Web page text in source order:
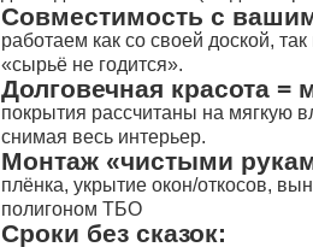
Совместимость с
работаем как со своей доской,
«сырьё не годится».
Долговечная красота =
покрытия рассчитаны на мягкую
снимая весь интерьер.
Монтаж «чистыми
плёнка, укрытие окон/откосов,
полигоном ТБО
Сроки без сказок: